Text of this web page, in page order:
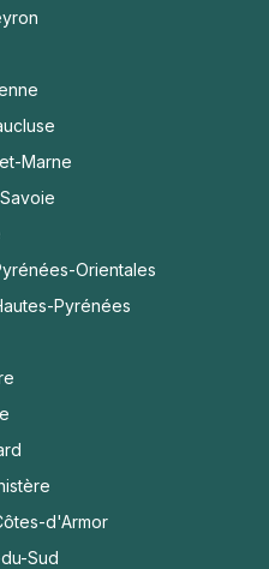
Marne
Orientales
Pyrénées
d'Armor
Sud